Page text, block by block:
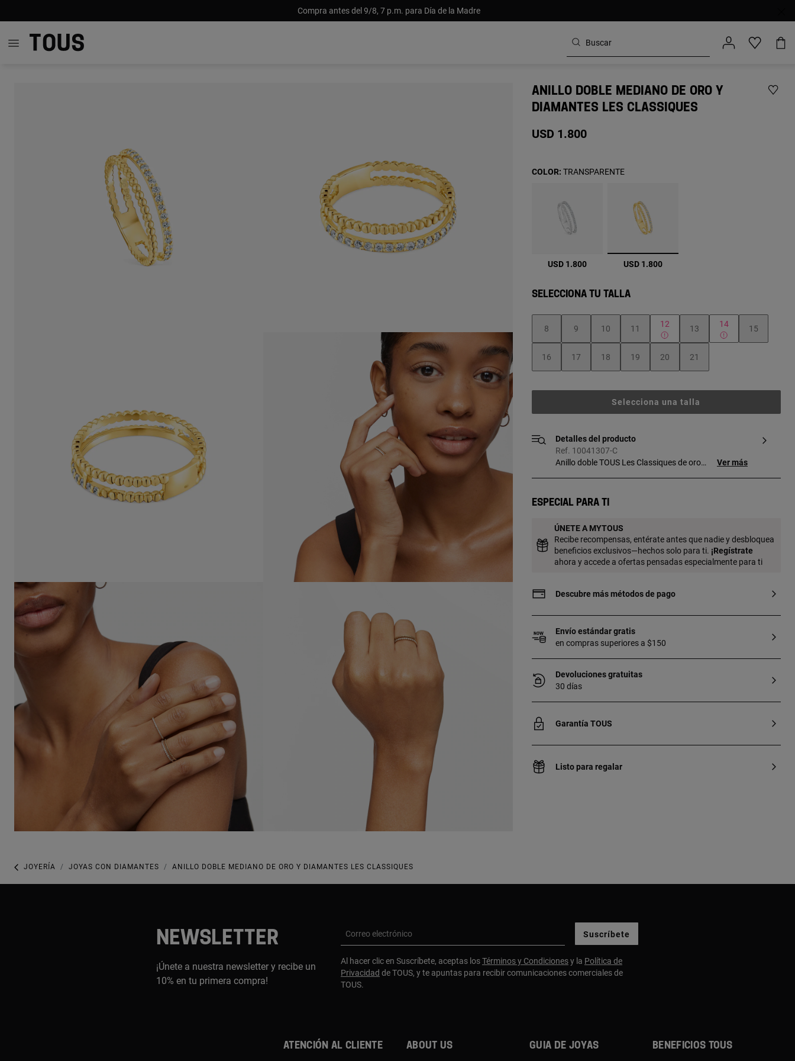
Compra antes del 9/8, 7 p.m. para Día de la Madre
ANILLO DOBLE MEDIANO DE ORO Y
DIAMANTES LES CLASSIQUES
USD 1.800
USD 1.800 seleccionado
USD 1.800
COLOR: TRANSPARENTE
SELECCIONA TU TALLA
8 9 10 11 12 13 14 15
16 17 18 19 20 21
Selecciona una talla
Detalles del producto
Ref. 10041307-C
Anillo doble TOUS Les Classiques de oro
Ver más
Especial para ti
ÚNETE A MYTOUS
Recibe recompensas, entérate antes que nadie y desbloquea
beneficios exclusivos—hechos solo para ti. ¡Regístrate
ahora y accede a ofertas pensadas especialmente para ti
Descubre más métodos de pago
Envío estándar gratis
en compras superiores a $150
Devoluciones gratuitas
30 días
Garantía TOUS
Listo para regalar
JOYERÍA JOYAS CON DIAMANTES ANILLO DOBLE MEDIANO DE ORO Y DIAMANTES LES CLASSIQUES
NEWSLETTER
¡Únete a nuestra newsletter y recibe un
10% en tu primera compra!
Correo electrónico Suscríbete
Al hacer clic en Suscríbete, aceptas losTérminos y Condicionesy la Política de
Privacidad de TOUS, y te apuntas para recibir comunicaciones comerciales de
TOUS.
Atención al cliente About us Guia de joyas Beneficios TOUS